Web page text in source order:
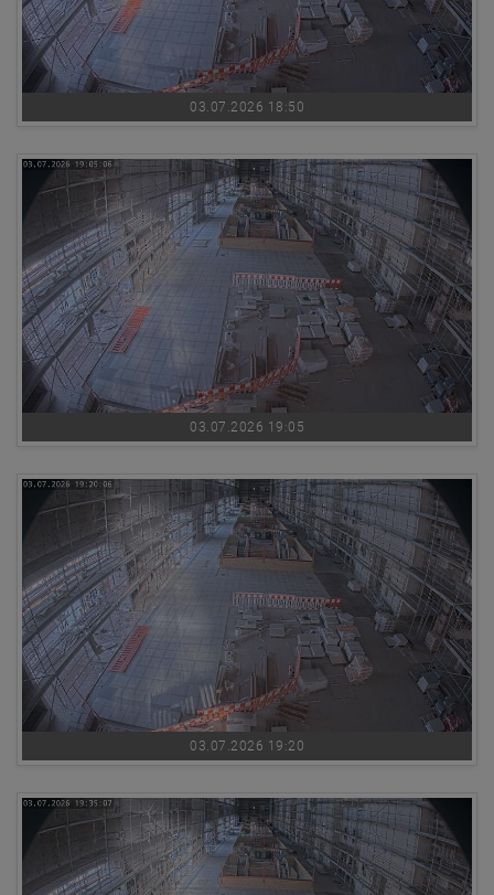
03.07.2026 18:50
03.07.2026 19:05
03.07.2026 19:20